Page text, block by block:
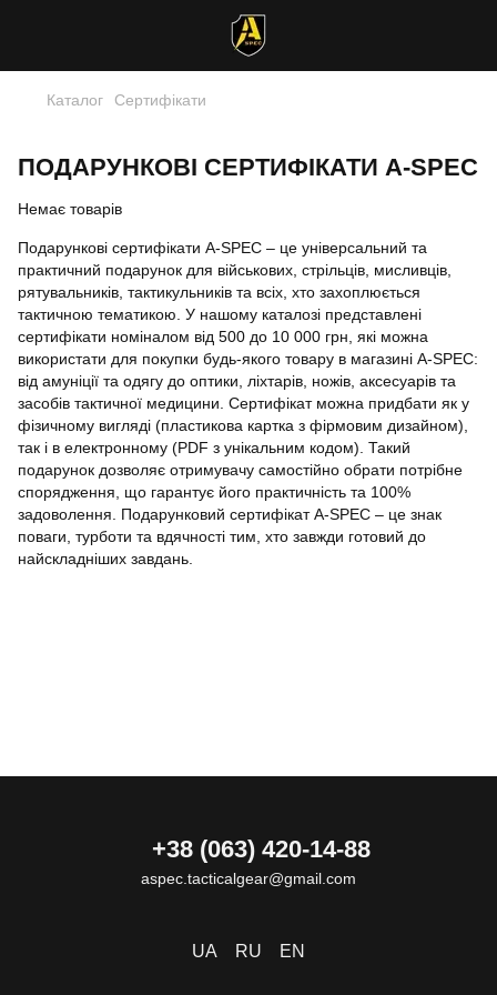
Каталог Сертифікати
ПОДАРУНКОВІ СЕРТИФІКАТИ A-SPEC
Немає товарів
Подарункові сертифікати A-SPEC – це універсальний та
практичний подарунок для військових, стрільців, мисливців,
рятувальників, тактикульників та всіх, хто захоплюється
тактичною тематикою. У нашому каталозі представлені
сертифікати номіналом від 500 до 10 000 грн, які можна
використати для покупки будь-якого товару в магазині A-SPEC:
від амуніції та одягу до оптики, ліхтарів, ножів, аксесуарів та
засобів тактичної медицини. Сертифікат можна придбати як у
фізичному вигляді (пластикова картка з фірмовим дизайном),
так і в електронному (PDF з унікальним кодом). Такий
подарунок дозволяє отримувачу самостійно обрати потрібне
спорядження, що гарантує його практичність та 100%
задоволення. Подарунковий сертифікат A-SPEC – це знак
поваги, турботи та вдячності тим, хто завжди готовий до
найскладніших завдань.
+38 (063) 420-14-88
aspec.tacticalgear@gmail.com
UA RU EN